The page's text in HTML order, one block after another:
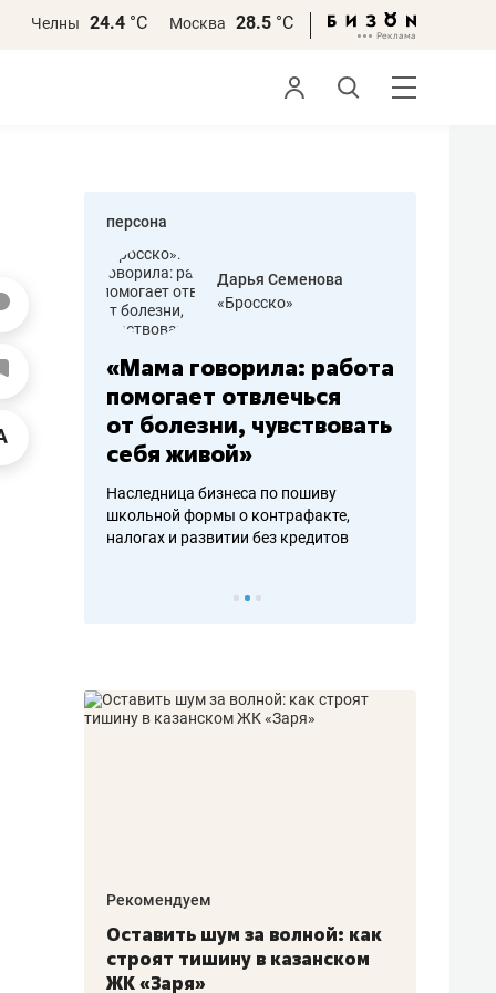
Челны 24.4 °С Москва 28.5 °С
персона
Дарья Семенова
«Бросско»
«Мама говорила: работа
помогает отвлечься
от болезни, чувствовать
себя живой»
Наследница бизнеса по пошиву
школьной формы о контрафакте,
налогах и развитии без кредитов
Рекомендуем
Оставить шум за волной: как
строят тишину в казанском
ЖК «Заря»